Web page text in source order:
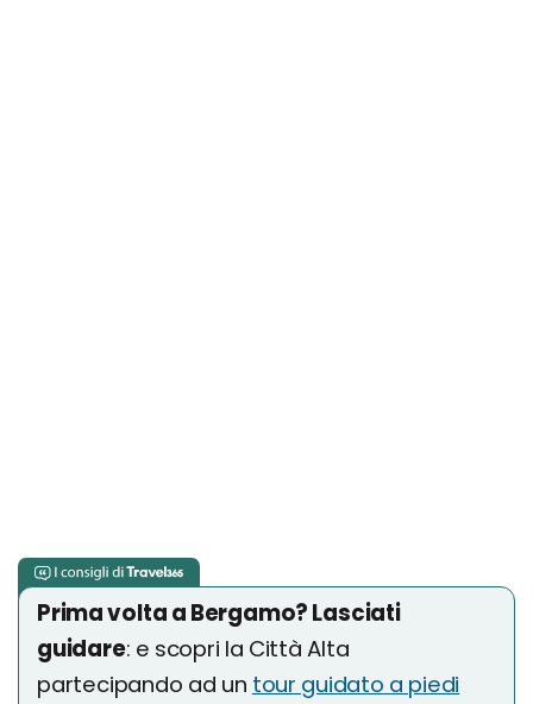
Prima volta a Bergamo? Lasciati
guidare: e scopri la Città Alta
partecipando ad un tour guidato a piedi